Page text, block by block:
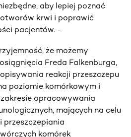
aby lepiej poznać
krwi i poprawić
pacjentów. -
że możemy
Freda Falkenburga,
reakcji przeszczepu
poziomie komórkowym i
opracowywania
mających na celu
przeszczepiania
komórek